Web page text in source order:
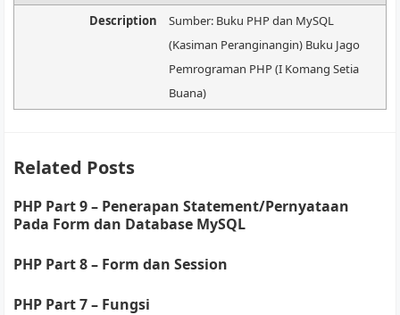
Description
Sumber: Buku PHP dan MySQL
(Kasiman Peranginangin) Buku Jago
Pemrograman PHP (I Komang Setia
Buana)
Related Posts
PHP Part 9 – Penerapan Statement/Pernyataan
Pada Form dan Database MySQL
PHP Part 8 – Form dan Session
PHP Part 7 – Fungsi